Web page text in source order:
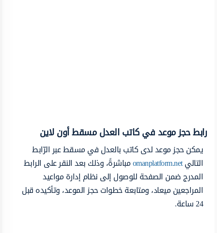
رابط حجز موعد في كاتب العدل مسقط أون لاين
يمكن حجز موعد لدى كاتب بالعدل في مسقط عبر الرّابط
التاليomanplatform.netمباشرةً، وذلك بعد النقر على الرابط
المدرج ضمن الصفحة للوصول إلى نظام إدارة مواعيد
المراجعين ميعاد، ومتابعة خطوات حجز الموعد، وتأكيده قبل
24 ساعة.